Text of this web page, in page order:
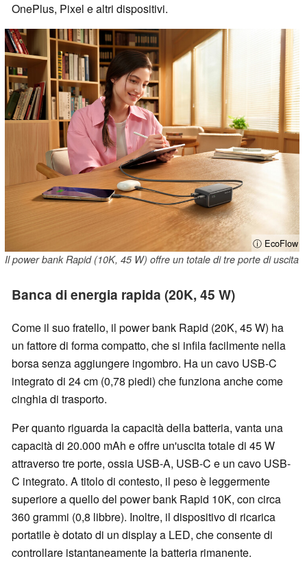
OnePlus, Pixel e altri dispositivi.
ⓘ EcoFlow
Il power bank Rapid (10K, 45 W) offre un totale di tre porte di uscita
Banca di energia rapida (20K, 45 W)
Come il suo fratello, il power bank Rapid (20K, 45 W) ha
un fattore di forma compatto, che si infila facilmente nella
borsa senza aggiungere ingombro. Ha un cavo USB-C
integrato di 24 cm (0,78 piedi) che funziona anche come
cinghia di trasporto.
Per quanto riguarda la capacità della batteria, vanta una
capacità di 20.000 mAh e offre un'uscita totale di 45 W
attraverso tre porte, ossia USB-A, USB-C e un cavo USB-
C integrato. A titolo di contesto, il peso è leggermente
superiore a quello del power bank Rapid 10K, con circa
360 grammi (0,8 libbre). Inoltre, il dispositivo di ricarica
portatile è dotato di un display a LED, che consente di
controllare istantaneamente la batteria rimanente.